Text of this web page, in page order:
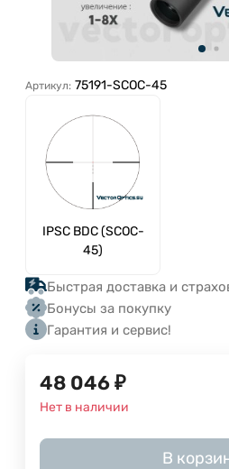
Артикул: 75191-SCOC-45
IPSC BDC (SCOC-
45)
Быстрая доставка и
Бонусы за покупку
Гарантия и сервис!
48 046 ₽
Нет в наличии
В